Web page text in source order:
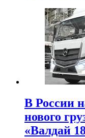
В России
нового
«Валдай